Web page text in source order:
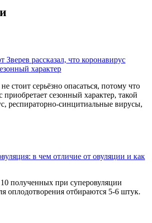
Зверев рассказал, что коронавирус
характер
стоит серьёзно опасаться, потому что
приобретает сезонный характер, такой
респираторно-синцитиальные вирусы,
в чем отличие от овуляции и как
полученных при суперовуляции
оплодотворения отбираются 5-6 штук.